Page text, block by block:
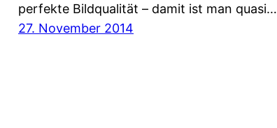
perfekte Bildqualität – damit ist man quasi…
27. November 2014